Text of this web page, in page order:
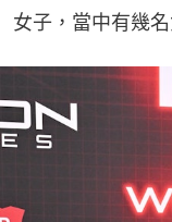
女子，當中有幾